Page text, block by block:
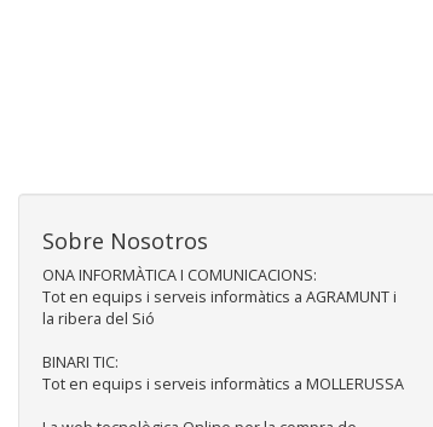
Sobre Nosotros
ONA INFORMÀTICA I COMUNICACIONS:
Tot en equips i serveis informàtics a AGRAMUNT i
la ribera del Sió
BINARI TIC:
Tot en equips i serveis informàtics a MOLLERUSSA